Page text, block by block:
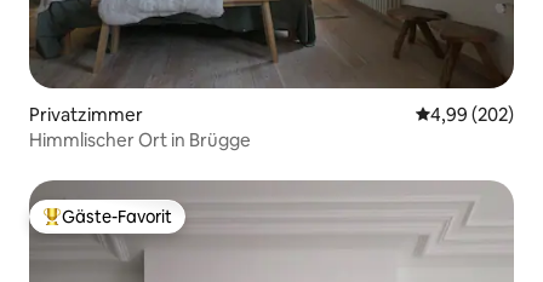
Privatzimmer
4,99 (202)
Himmlischer Ort in Brügge
Beliebter Gäste-Favorit.
Gäste-Favorit